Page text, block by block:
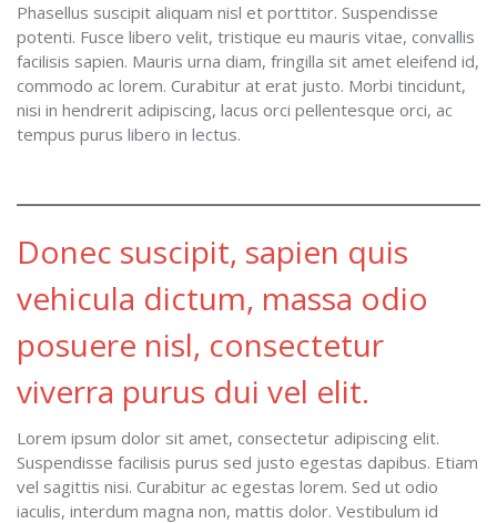
Phasellus suscipit aliquam nisl et porttitor. Suspendisse
potenti. Fusce libero velit, tristique eu mauris vitae, convallis
facilisis sapien. Mauris urna diam, fringilla sit amet eleifend id,
commodo ac lorem. Curabitur at erat justo. Morbi tincidunt,
nisi in hendrerit adipiscing, lacus orci pellentesque orci, ac
tempus purus libero in lectus.
Donec suscipit, sapien quis
vehicula dictum, massa odio
posuere nisl, consectetur
viverra purus dui vel elit.
Lorem ipsum dolor sit amet, consectetur adipiscing elit.
Suspendisse facilisis purus sed justo egestas dapibus. Etiam
vel sagittis nisi. Curabitur ac egestas lorem. Sed ut odio
iaculis, interdum magna non, mattis dolor. Vestibulum id